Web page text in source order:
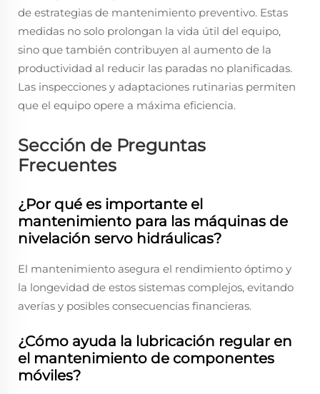
de estrategias de mantenimiento preventivo. Estas
medidas no solo prolongan la vida útil del equipo,
sino que también contribuyen al aumento de la
productividad al reducir las paradas no planificadas.
Las inspecciones y adaptaciones rutinarias permiten
que el equipo opere a máxima eficiencia.
Sección de Preguntas
Frecuentes
¿Por qué es importante el
mantenimiento para las máquinas de
nivelación servo hidráulicas?
El mantenimiento asegura el rendimiento óptimo y
la longevidad de estos sistemas complejos, evitando
averías y posibles consecuencias financieras.
¿Cómo ayuda la lubricación regular en
el mantenimiento de componentes
móviles?